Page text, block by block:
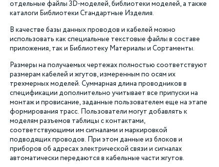
отдельные файлы 3D-моделей, библиотеки моделей, а также
каталоги Библиотеки Стандартные Изделия.
В качестве базы данных проводов и кабелей можно
использовать как специальные текстовые файлы в составе
приложения, так и Библиотеку Материалы и Сортаменты.
Размеры на получаемых чертежах полностью соответствуют
размерам кабелей и жгутов, измеренным по осям их
трехмерных моделей. Суммарная длина проводников в
спецификации дополнительно учитывает все припуски на
монтаж и провисание, заданные пользователем еще на этапе
формирования трасс. Пользователи могут добавлять к
моделям разъемов таблицы с контактами,
соответствующими им сигналами и маркировкой
подводящих проводов. При этом данные из блоков и
приборов об адресах электрической связи и сигналах
автоматически передаются в кабельные части жгутов.